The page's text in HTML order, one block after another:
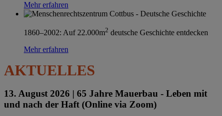
Mehr erfahren
1860–2002: Auf 22.000m2 deutsche Geschichte entdecken
Mehr erfahren
AKTUELLES
13. August 2026 | 65 Jahre Mauerbau - Leben mit
und nach der Haft (Online via Zoom)